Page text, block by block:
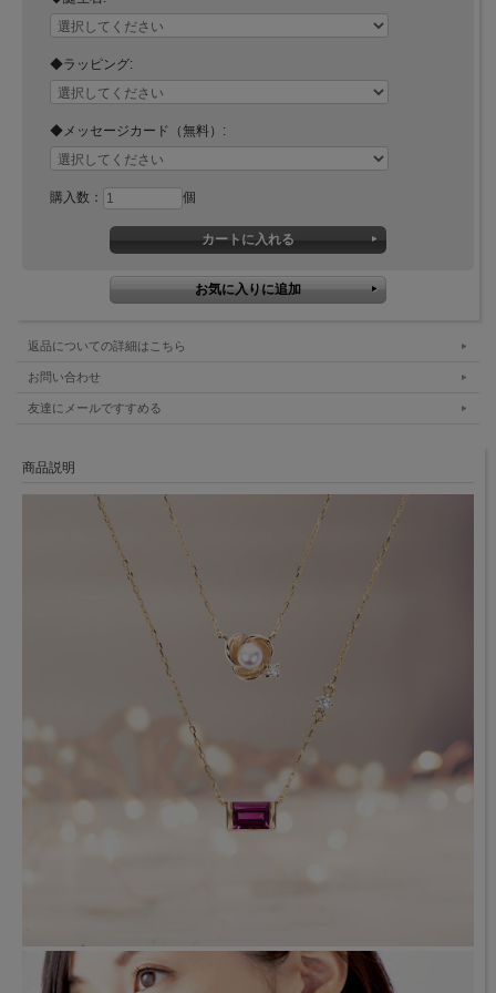
◆ラッピング:
◆メッセージカード（無料）:
購入数： 個
返品についての詳細はこちら
お問い合わせ
友達にメールですすめる
商品説明